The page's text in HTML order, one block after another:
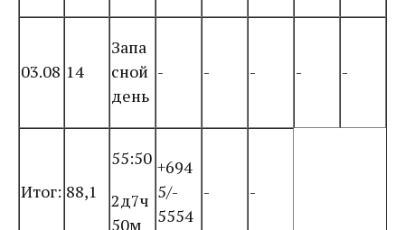
03.08 14
Запа
сной
день
- - - - -
Итог: 88,1
55:50
2д7ч
50м
+694
5/-
5554
- -